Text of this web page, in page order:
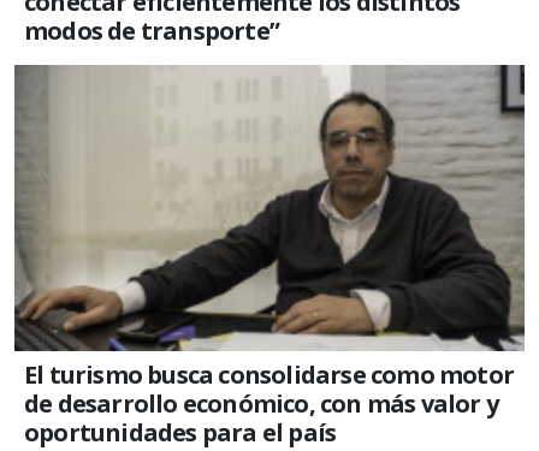
modos de transporte”
El turismo busca consolidarse como motor
de desarrollo económico, con más valor y
oportunidades para el país